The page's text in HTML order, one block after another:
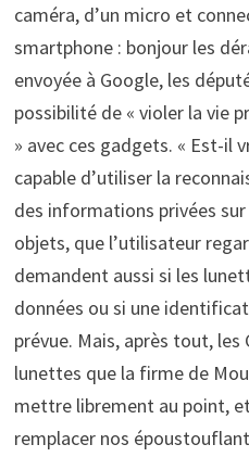
caméra, d’un micro et
smartphone : bonjour les
envoyée à Google, les
possibilité de « violer la vie
» avec ces gadgets. « Est-il
capable d’utiliser la
des informations privées
objets, que l’utilisateur
demandent aussi si les
données ou si une
prévue. Mais, après tout, les
lunettes que la firme de
mettre librement au point,
remplacer nos